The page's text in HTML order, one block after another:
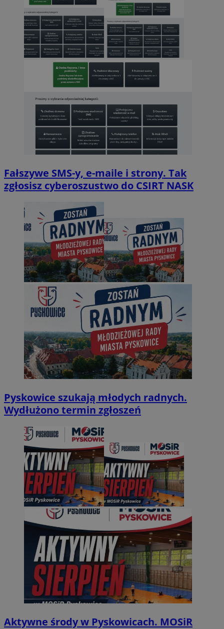
Fałszywe SMS-y, e-maile i strony. Tak
zgłosisz cyberoszustwo do CSIRT NASK
Pyskowice szukają młodych radnych.
Wydłużono termin zgłoszeń
Aktywne środy w Pyskowicach. MOSiR